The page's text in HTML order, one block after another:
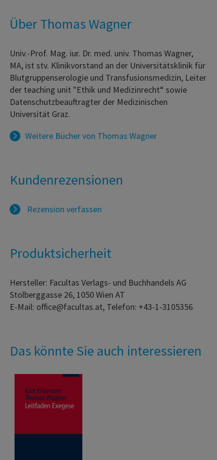
Über Thomas Wagner
Univ.-Prof. Mag. iur. Dr. med. univ. Thomas Wagner,
MA, ist stv. Klinikvorstand an der Universitätsklinik für
Blutgruppenserologie und Transfusionsmedizin, Leiter
der teaching unit "Ethik und Medizinrecht“ sowie
Datenschutzbeauftragter der Medizinischen
Universität Graz.
Weitere Bücher von Thomas Wagner
Kundenrezensionen
Rezension verfassen
Produktsicherheit
Hersteller: Facultas Verlags- und Buchhandels AG
Stolberggasse 26, 1050 Wien AT
E-Mail: office@facultas.at, Telefon: +43-1-3105356
Das könnte Sie auch interessieren